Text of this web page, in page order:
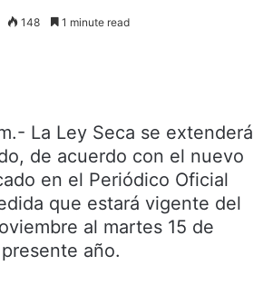
148 1 minute read
La Ley Seca se extenderá
de acuerdo con el nuevo
en el Periódico Oficial
que estará vigente del
al martes 15 de
año.